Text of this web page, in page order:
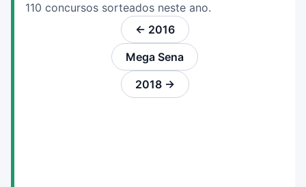
110 concursos sorteados neste ano.
← 2016
Mega Sena
2018 →